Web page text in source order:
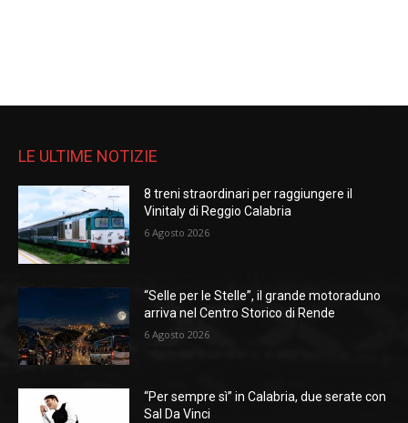
LE ULTIME NOTIZIE
8 treni straordinari per raggiungere il
Vinitaly di Reggio Calabria
6 Agosto 2026
“Selle per le Stelle”, il grande motoraduno
arriva nel Centro Storico di Rende
6 Agosto 2026
“Per sempre sì” in Calabria, due serate con
Sal Da Vinci